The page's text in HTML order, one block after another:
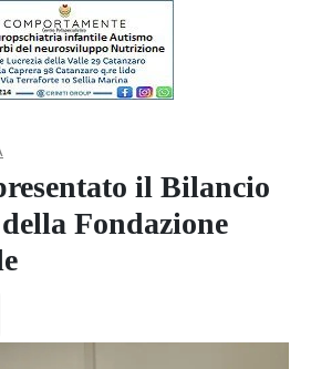
il Bilancio
Fondazione